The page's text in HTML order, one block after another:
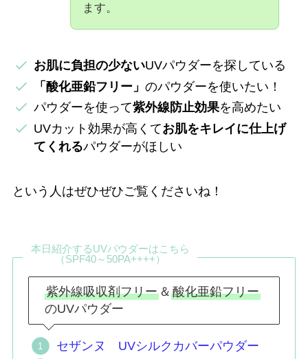
ます。
お肌に負担の少ないUVパウダーを探している
「酸化亜鉛フリー」のパウダーを使いたい！
パウダーを使って紫外線防止効果を高めたい
UVカット効果が高くてお肌をキレイに仕上げ
てくれるパウダーがほしい
という人はぜひぜひご覧くださいね！
本日紹介するUVパウダーはこちら
（SPF40～50PA++++）
紫外線吸収剤フリー＆ 酸化亜鉛フリー
のUVパウダー
セザンヌ UVシルクカバーパウダー